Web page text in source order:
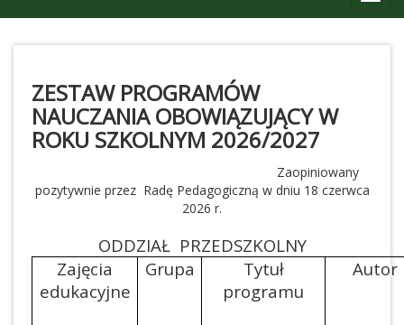
ZESTAW PROGRAMÓW
NAUCZANIA OBOWIĄZUJĄCY W
ROKU SZKOLNYM 2026/2027
Zaopiniowany
pozytywnie przez Radę Pedagogiczną w dniu 18 czerwca
2026 r.
ODDZIAŁ PRZEDSZKOLNY
Zajęcia
edukacyjne
Grupa
Tytuł
programu
Autor